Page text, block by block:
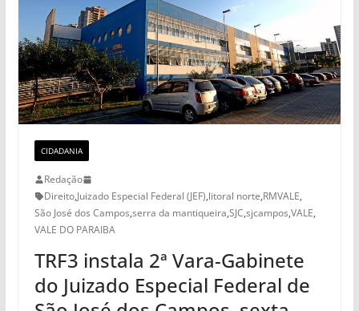
CIDADANIA
Redação
Direito,Juizado Especial Federal (JEF),litoral norte,RMVALE,
São José dos Campos,serra da mantiqueira,SJC,sjcampos,VALE,
VALE DO PARAIBA
TRF3 instala 2ª Vara-Gabinete
do Juizado Especial Federal de